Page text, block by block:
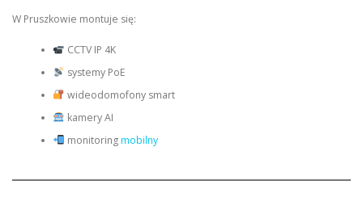
W Pruszkowie montuje się:
CCTV IP 4K
systemy PoE
wideodomofony smart
kamery AI
monitoringmobilny